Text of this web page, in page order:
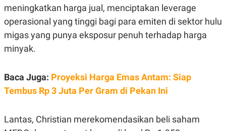
meningkatkan harga jual, menciptakan leverage
operasional yang tinggi bagi para emiten di sektor hulu
migas yang punya eksposur penuh terhadap harga
minyak.
Baca Juga: Proyeksi Harga Emas Antam: Siap
Tembus Rp 3 Juta Per Gram di Pekan Ini
Lantas, Christian merekomendasikan beli saham